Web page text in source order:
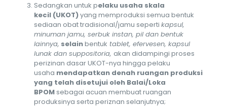
Sedangkan untuk pelaku usaha skala
kecil (UKOT)yang memproduksi semua bentuk
sediaan obat tradisional/jamu seperti kapsul,
minuman jamu, serbuk instan, pil dan bentuk
lainnya, selainbentuk tablet, efervesen, kapsul
lunak dan suppositoria, akan didampingi proses
perizinan dasar UKOT-nya hingga pelaku
usaha mendapatkan denah ruangan produksi
yang telah disetujui oleh Balai/Loka
BPOMsebagai acuan membuat ruangan
produksinya serta periznan selanjutnya;